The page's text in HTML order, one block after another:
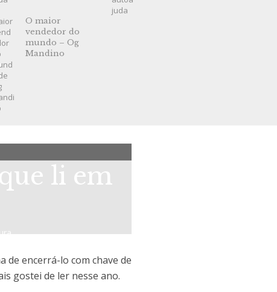
O maior
vendedor do
mundo – Og
Mandino
li em
de encerrá-lo com chave de
gostei de ler nesse ano.